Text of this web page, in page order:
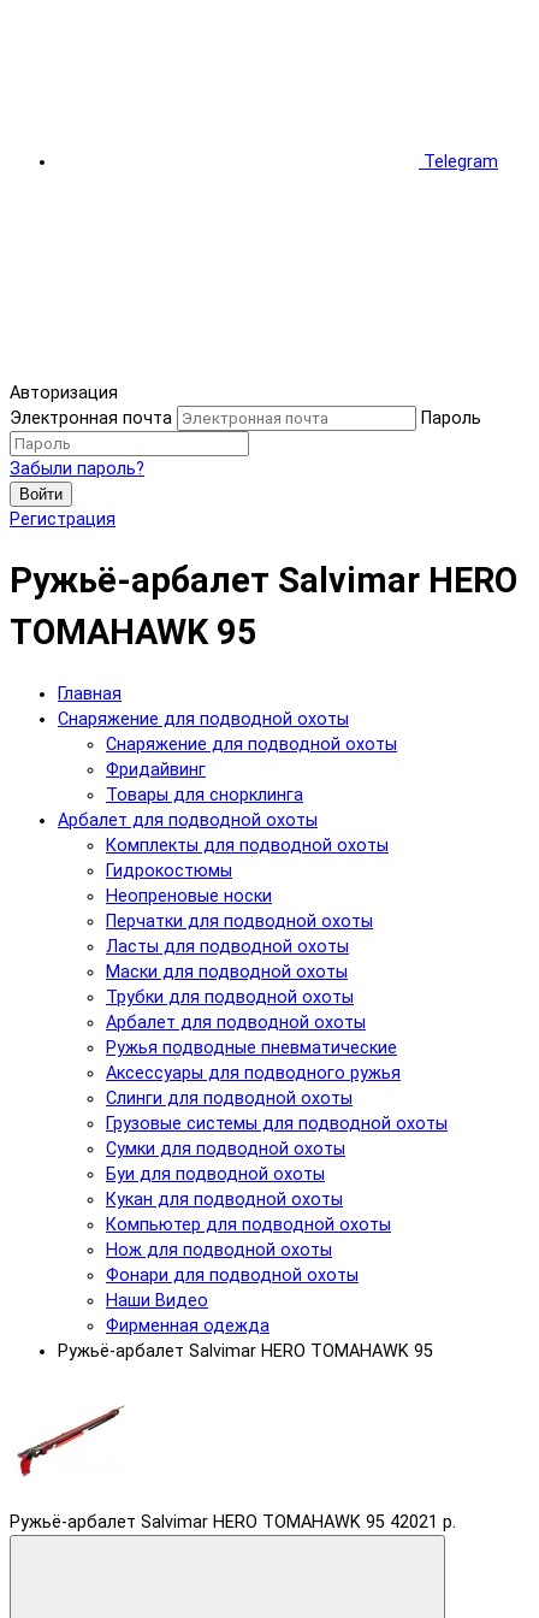
Telegram
Авторизация
Электронная почта
Пароль
Забыли пароль?
Войти
Регистрация
Ружьё-арбалет Salvimar HERO
TOMAHAWK 95
Главная
Снаряжение для подводной охоты
Снаряжение для подводной охоты
Фридайвинг
Товары для снорклинга
Арбалет для подводной охоты
Комплекты для подводной охоты
Гидрокостюмы
Неопреновые носки
Перчатки для подводной охоты
Ласты для подводной охоты
Маски для подводной охоты
Трубки для подводной охоты
Арбалет для подводной охоты
Ружья подводные пневматические
Аксессуары для подводного ружья
Слинги для подводной охоты
Грузовые системы для подводной охоты
Сумки для подводной охоты
Буи для подводной охоты
Кукан для подводной охоты
Компьютер для подводной охоты
Нож для подводной охоты
Фонари для подводной охоты
Наши Видео
Фирменная одежда
Ружьё-арбалет Salvimar HERO TOMAHAWK 95
Ружьё-арбалет Salvimar HERO TOMAHAWK 95 42021 р.